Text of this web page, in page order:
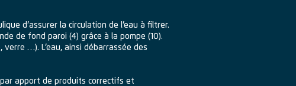
d’assurer la circulation de l’eau à filtrer.
de fond paroi (4) grâce à la pompe (10).
…). L’eau, ainsi débarrassée des
apport de produits correctifs et